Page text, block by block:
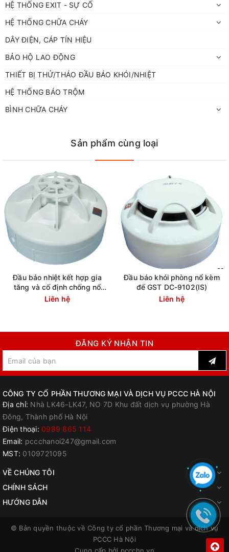
HỆ THỐNG EXIT - SỰ CỐ
HỆ THỐNG CHỮA CHÁY
DÂY ĐIỆN, CÁP TÍN HIỆU
BẢO HỘ LAO ĐỘNG
THIẾT BỊ THỬ/THÁO ĐẦU BÁO KHÓI/NHIỆT
HỆ THỐNG BÁO TRỘM
BÌNH CHỮA CHÁY
Sản phẩm cùng loại
Đầu báo nhiệt kết hợp gia
tăng và cố định chống nổ
GST DC-9103(IS)
Liên hệ
Đầu báo khói phòng nổ kèm
đế GST DC-9102(IS)
Liên hệ
ĐĂNG KÝ NHẬN TIN
CÔNG TY CỔ PHẦN THƯƠNG MẠI VÀ DỊCH VỤ PCCC HÀ NỘI
Địa chỉ: Nhà LK46-LK47, NO 7D Khu đất dịch vụ phường Hà
Đông, Thành phố Hà Nội
Điện thoại: 0989 865 114
Email: pccchanoi247@gmail.com
MST: 0109721095
VỀ CHÚNG TÔI
CHÍNH SÁCH
HƯỚNG DẪN
© Bản quyền thuộc về Công ty cổ phần Thương mại và dịch vụ
PCCC Hà Nội